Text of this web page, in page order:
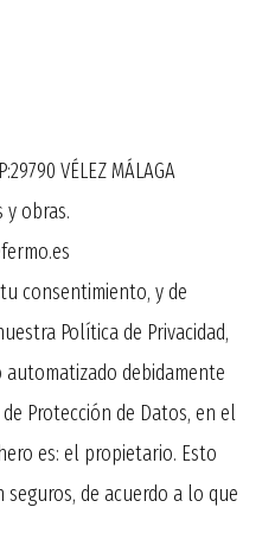
VÉLEZ MÁLAGA
y obras.
consentimiento, y de
Política de Privacidad,
debidamente
Protección de Datos, en el
es: el propietario. Esto
de acuerdo a lo que